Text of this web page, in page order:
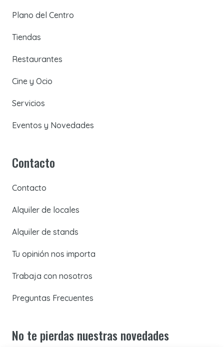
Plano del Centro
Tiendas
Restaurantes
Cine y Ocio
Servicios
Eventos y Novedades
Contacto
Contacto
Alquiler de locales
Alquiler de stands
Tu opinión nos importa
Trabaja con nosotros
Preguntas Frecuentes
No te pierdas nuestras novedades